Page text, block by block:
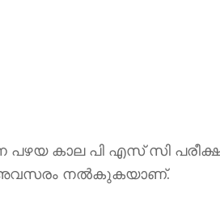
കാല പി എസ് സി
അവസരം നൽകുകയാണ്.